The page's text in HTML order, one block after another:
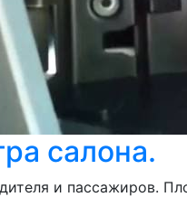
салона.
и пассажиров.